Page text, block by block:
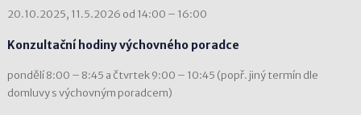
20.10.2025, 11.5.2026 od 14:00 – 16:00
Konzultační hodiny výchovného poradce
pondělí 8:00 – 8:45 a čtvrtek 9:00 – 10:45 (popř. jiný termín dle
domluvy s výchovným poradcem)